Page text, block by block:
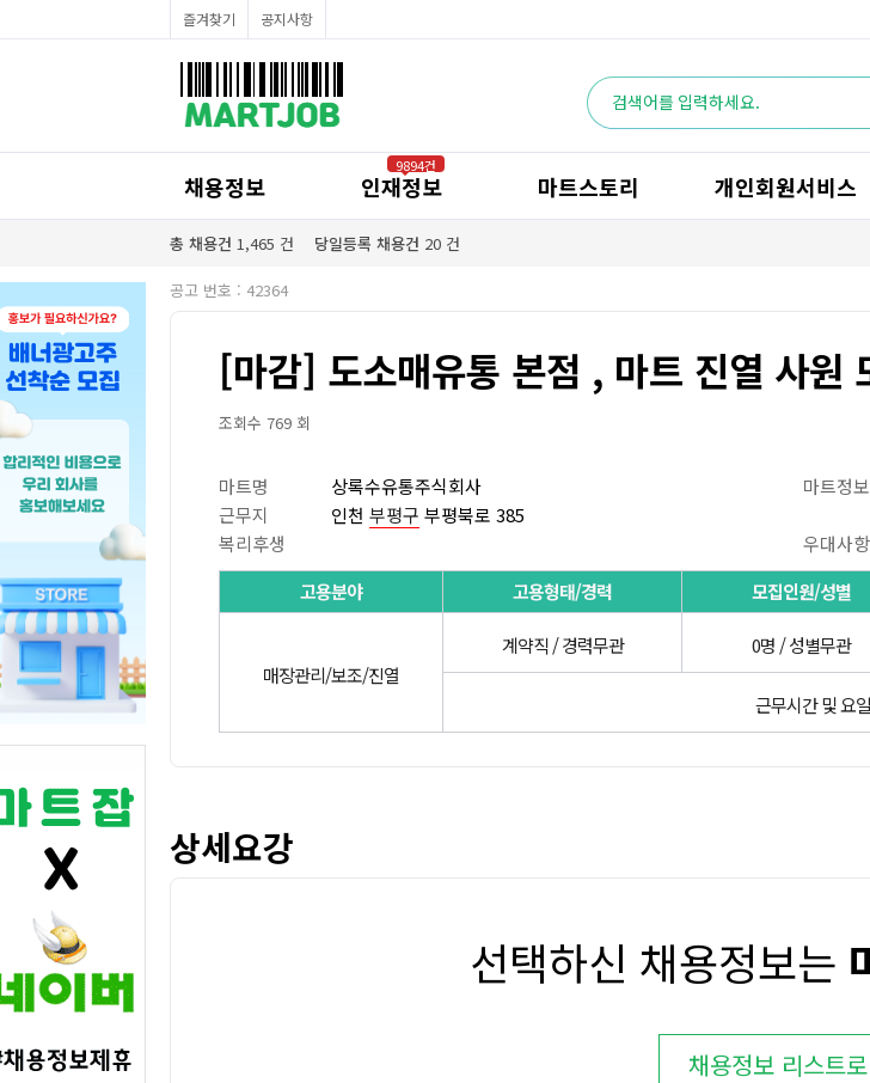
공산직원채용정보
농산/야채청과직원채용정보
수산직원채용정보
즐겨찾기 공지사항
채용정보 인재정보
9894건
마트스토리 개인회원서비스
총 채용건 1,465 건 당일등록 채용건 20 건
공고 번호 : 42364
[마감] 도소매유통 본점 , 마트 진열 사원
조회수 769 회
마트명 상록수유통주식회사 마트정보
근무지
인천 부평구 부평북로 385
복리후생
우대사항
고용분야
고용형태/경력 모집인원/성별
매장관리/보조/진열
계약직 / 경력무관 0명 / 성별무관
근무시간 및 요
상세요강
선택하신 채용정보는
채용정보 리스트